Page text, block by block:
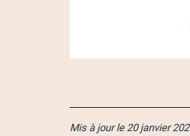
Mis à jour le 20 janvier